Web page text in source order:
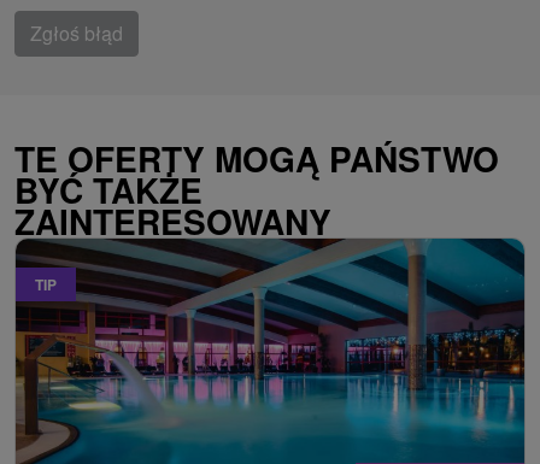
Zgłoś błąd
TE OFERTY MOGĄ PAŃSTWO
BYĆ TAKŻE
ZAINTERESOWANY
TIP